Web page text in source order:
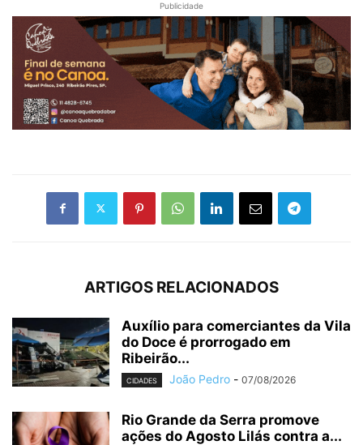
Publicidade
ARTIGOS RELACIONADOS
Auxílio para comerciantes da Vila
do Doce é prorrogado em
Ribeirão...
CIDADES João Pedro - 07/08/2026
Rio Grande da Serra promove
ações do Agosto Lilás contra a...